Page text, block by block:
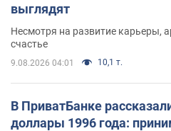
выглядят
Несмотря на развитие карьеры,
счастье
9.08.2026 04:01 10,1 т.
В ПриватБанке
доллары 1996 года: